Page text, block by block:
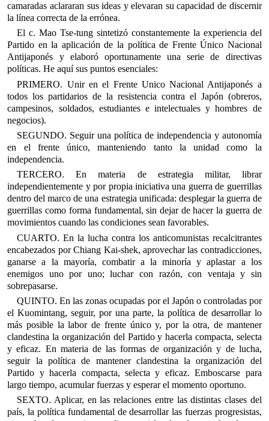
camaradas aclararan sus ideas y elevaran su capacidad de discernir
la línea correcta de la errónea.
El c. Mao Tse-tung sintetizó constantemente la experiencia del
Partido en la aplicación de la política de Frente Único Nacional
Antijaponés y elaboró oportunamente una serie de directivas
políticas. He aquí sus puntos esenciales:
PRIMERO. Unir en el Frente Unico Nacional Antijaponés a
todos los partidarios de la resistencia contra el Japón (obreros,
campesinos, soldados, estudiantes e intelectuales y hombres de
negocios).
SEGUNDO. Seguir una política de independencia y autonomía
en el frente único, manteniendo tanto la unidad como la
independencia.
TERCERO. En materia de estrategia militar, librar
independientemente y por propia iniciativa una guerra de guerrillas
dentro del marco de una estrategia unificada: desplegar la guerra de
guerrillas como forma fundamental, sin dejar de hacer la guerra de
movimientos cuando las condiciones sean favorables.
CUARTO. En la lucha contra los anticomunistas recalcitrantes
encabezados por Chiang Kai-shek, aprovechar las contradicciones,
ganarse a la mayoría, combatir a la minoría y aplastar a los
enemigos uno por uno; luchar con razón, con ventaja y sin
sobrepasarse.
QUINTO. En las zonas ocupadas por el Japón o controladas por
el Kuomintang, seguir, por una parte, la política de desarrollar lo
más posible la labor de frente único y, por la otra, de mantener
clandestina la organización del Partido y hacerla compacta, selecta
y eficaz. En materia de las formas de organización y de lucha,
seguir la política de mantener clandestina la organización del
Partido y hacerla compacta, selecta y eficaz. Emboscarse para
largo tiempo, acumular fuerzas y esperar el momento oportuno.
SEXTO. Aplicar, en las relaciones entre las distintas clases del
país, la política fundamental de desarrollar las fuerzas progresistas,